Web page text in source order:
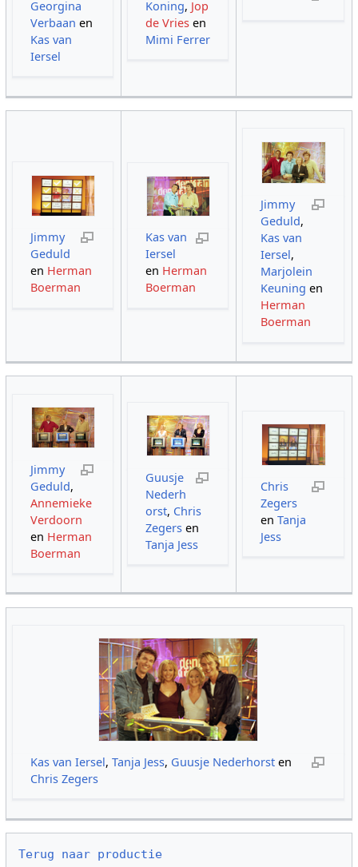
Georgina
Verbaan en
Kas van
Iersel
Koning, Jop
de Vries en
Mimi Ferrer
Jimmy
Geduld
en Herman
Boerman
Kas van
Iersel
en Herman
Boerman
Jimmy
Geduld,
Kas van
Iersel,
Marjolein
Keuning en
Herman
Boerman
Jimmy
Geduld,
Annemieke
Verdoorn
en Herman
Boerman
Guusje
Nederh
orst, Chris
Zegers en
Tanja Jess
Chris
Zegers
enTanja
Jess
Kas van Iersel,Tanja Jess, Guusje Nederhorst en
Chris Zegers
Terug naar productie